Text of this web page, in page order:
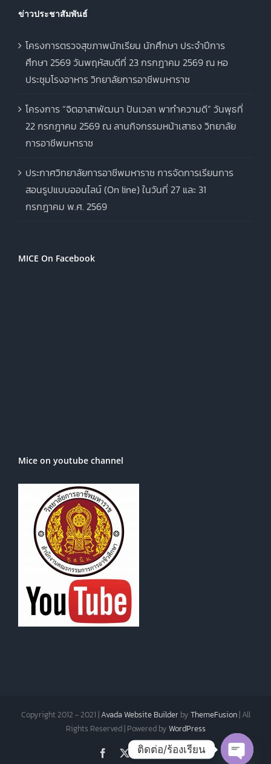
ข่าวประชาสัมพันธ์
โครงการตรวจสุขภาพนักเรียน นักศึกษา ประจำปีการ
ศึกษา 2569 วันพฤหัสบดีที่ 23 กรกฎาคม 2569 ณ หอ
ประชุมโรงอาหาร วิทยาลัยการอาชีพมหาราช
โครงการ “จิตอาสาพัฒนา ปันเวลา พาทำความดี” วันพุธที่
22 กรกฎาคม 2569 ณ ลานกิจกรรมหน้าเสาธง วิทยาลัย
การอาชีพมหาราช
ประกาศวิทยาลัยการอาชีพมหาราช การจัดการเรียนการ
สอนรูปแบบออนไลน์ (On line) ในวันที่ 27 และ 31
กรกฎาคม พ.ศ. 2569
MICE On Facebook
Mice on youtube channel
Copyright 2012 - 2021 |Avada Website Builderby ThemeFusion| All
Rights Reserved | Powered by WordPress
Facebook InstagramPinterest
ติดต่อ/ร้องเรียน